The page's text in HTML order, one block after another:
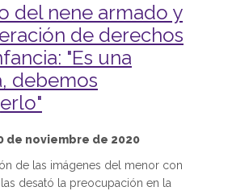
del nene armado y
de derechos
"Es una
debemos
de noviembre de 2020
de las imágenes del menor con
desató la preocupación en la